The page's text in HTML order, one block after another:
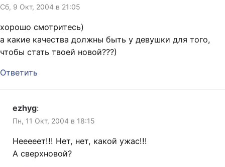
Сб, 9 Окт, 2004 в 21:05
хорошо смотритесь)
а какие качества должны быть у девушки для того,
чтобы стать твоей новой???)
Ответить
ezhyg:
Пн, 11 Окт, 2004 в 18:15
Нееееет!!! Нет, нет, какой ужас!!!
А сверхновой?